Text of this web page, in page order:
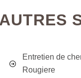
AUTRES
Entretien de
Rougiere